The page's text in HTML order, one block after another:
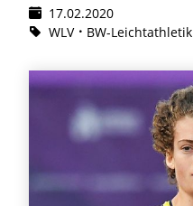
17.02.2020
WLV
BW-Leichtathletik